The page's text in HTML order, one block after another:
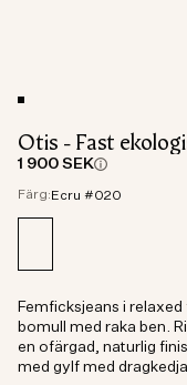
Otis - Fast
1 900 SEK
Färg: Ecru #020
Femficksjeans i
bomull med raka ben.
en ofärgad, naturlig
med gylf med